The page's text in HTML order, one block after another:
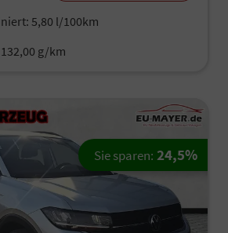
5,80 l/100km
132,00 g/km
Sie sparen: 24,5%